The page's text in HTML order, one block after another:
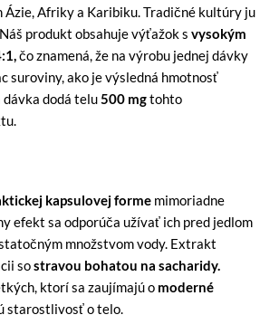
Afriky a Karibiku.Tradičné kultúry ju
produkt obsahuje výťažok s vysokým
čo znamená, že na výrobu jednej dávky
suroviny, ako je výsledná hmotnosť
dodá telu500 mgtohto
kapsulovej forme mimoriadne
efekt sa odporúča užívať ich pred jedlom
množstvom vody. Extrakt
sostravou bohatou na sacharidy.
ktorí sa zaujímajú o moderné
starostlivosť o telo.